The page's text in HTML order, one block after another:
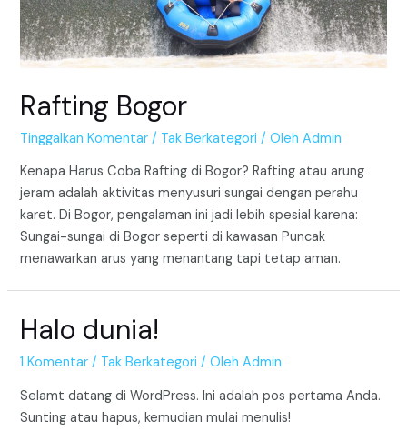
Rafting Bogor
Tinggalkan Komentar / Tak Berkategori / OlehAdmin
Kenapa Harus Coba Rafting di Bogor? Rafting atau arung
jeram adalah aktivitas menyusuri sungai dengan perahu
karet. Di Bogor, pengalaman ini jadi lebih spesial karena:
Sungai-sungai di Bogor seperti di kawasan Puncak
menawarkan arus yang menantang tapi tetap aman.
Halo dunia!
1 Komentar / Tak Berkategori / OlehAdmin
Selamt datang di WordPress. Ini adalah pos pertama Anda.
Sunting atau hapus, kemudian mulai menulis!